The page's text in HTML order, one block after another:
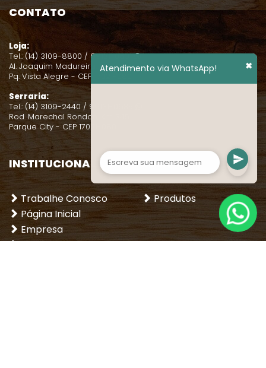
CONTATO
Loja:
Tel.: (14) 3109-8800 / 99131-0631
Al. Joaquim Madureira, 2-38
Pq. Vista Alegre - CEP 17021-080
Serraria:
Tel.: (14) 3109-2440 / 99131-0635
Rod. Marechal Rondon, Km 345
Parque City - CEP 17021-080
INSTITUCIONAL
Trabalhe Conosco
Página Inicial
Empresa
Dicas
LOJA
Produtos
Atendimento via WhatsApp! ✖